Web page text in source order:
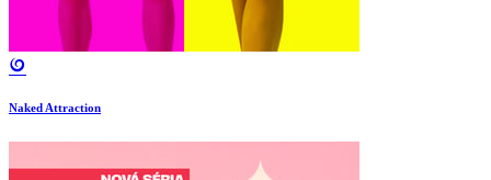
Naked Attraction